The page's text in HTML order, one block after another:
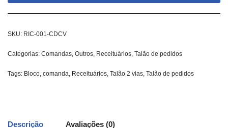
SKU: RIC-001-CDCV
Categorias: Comandas, Outros, Receituários, Talão de pedidos
Tags: Bloco, comanda, Receituários, Talão 2 vias, Talão de pedidos
Descrição Avaliações (0)